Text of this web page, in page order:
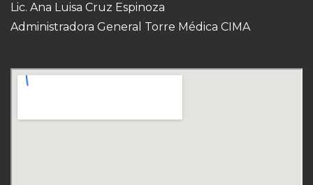
Lic. Ana Luisa Cruz Espinoza
Administradora General Torre Médica CIMA